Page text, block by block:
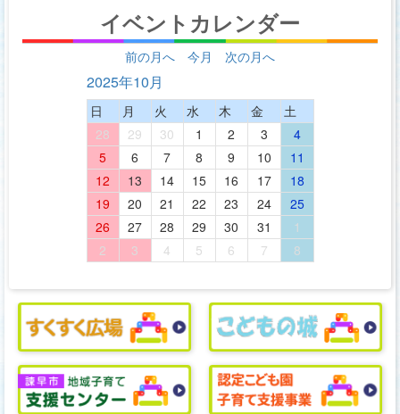
イベントカレンダー
前の月へ 今月 次の月へ
2025年10月
日 月 火 水 木 金
土
28
29 30 1 2 3
4
5
6 7 8 9 10
11
12
13 14 15 16 17
18
19
20 21 22 23 24
25
26
27 28 29 30 31
1
2
3 4 5 6 7 8